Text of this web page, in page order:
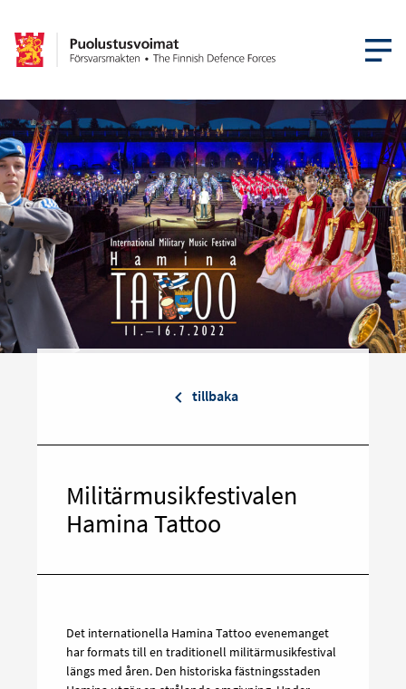
ÖPPNA
Militärmusikfestivalen
Hamina Tattoo
tillbaka
Det internationella Hamina Tattoo evenemanget
har formats till en traditionell militärmusikfestival
längs med åren. Den historiska fästningsstaden